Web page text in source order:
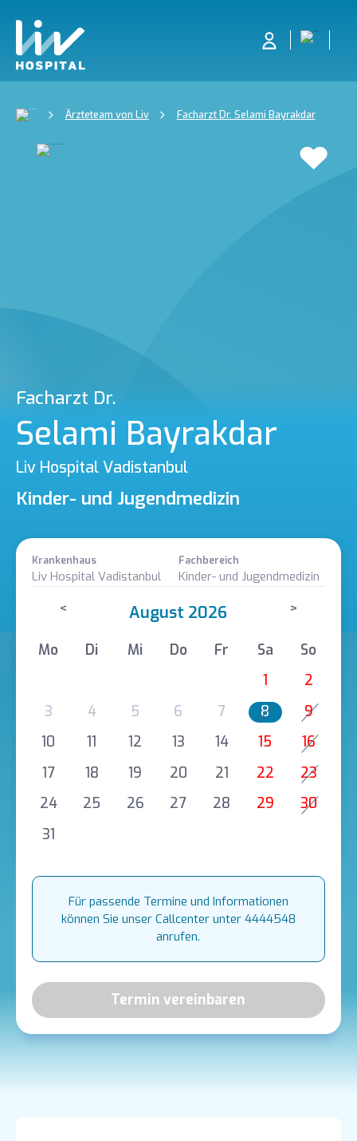
Ärzteteam von Liv Facharzt Dr. Selami Bayrakdar
Facharzt Dr.
Selami Bayrakdar
Liv Hospital Vadistanbul
Kinder- und Jugendmedizin
Krankenhaus
Liv Hospital Vadistanbul
Fachbereich
Kinder- und Jugendmedizin
< August 2026 >
Mo Di Mi Do Fr Sa
So
1
2
3
4 5 6 7 8
9
10
11 12 13 14 15
16
17
18 19 20 21 22
23
24
25 26 27 28 29
30
31
Für passende Termine und Informationen
können Sie unser Callcenter unter 4444548
anrufen.
Termin vereinbaren